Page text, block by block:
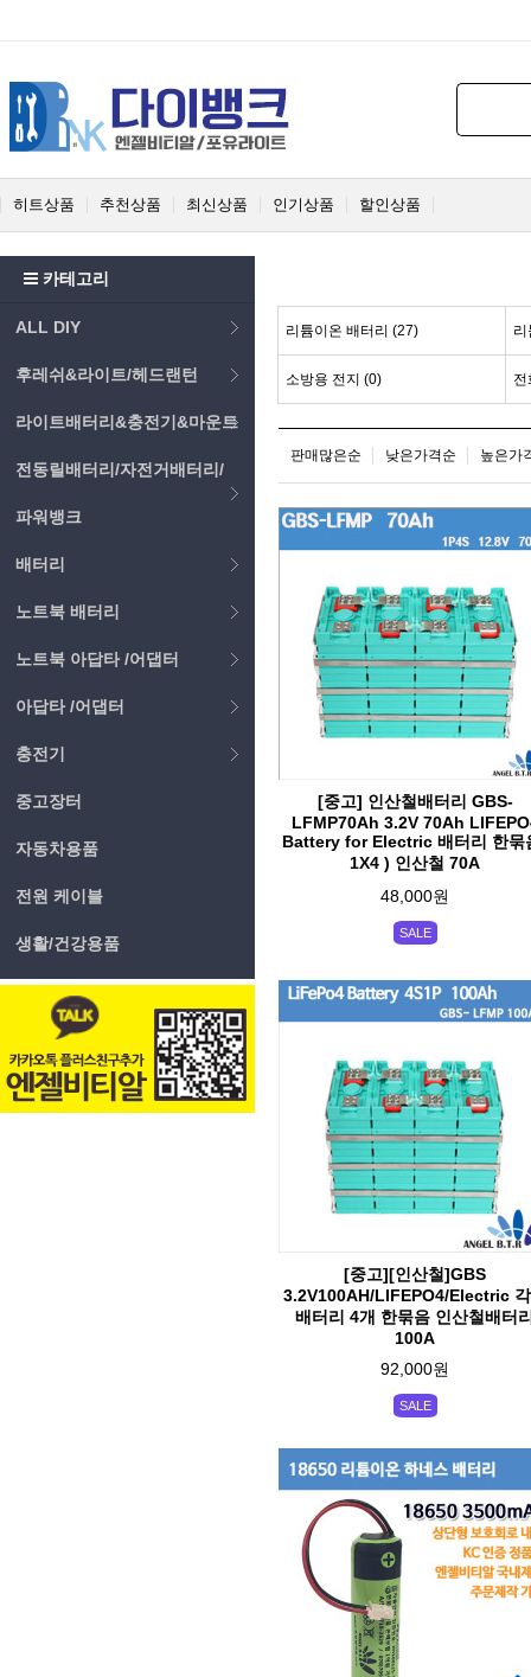
히트상품 추천상품 최신상품 인기상품 할인상품
카테고리
ALL DIY
후레쉬&라이트/헤드랜턴
라이트배터리&충전기&마운트
전동릴배터리/자전거배터리/
파워뱅크
배터리
노트북 배터리
노트북 아답타 /어댑터
아답타 /어댑터
충전기
중고장터
자동차용품
전원 케이블
생활/건강용품
리튬이온 배터리 (27) 리
소방용 전지 (0) 전
판매많은순 낮은가격순 높은가
[중고] 인산철배터리 GBS-
LFMP70Ah 3.2V 70Ah
Battery for Electric 배터리 한묶
1X4 ) 인산철 70A
48,000원
SALE
[중고][인산철]GBS
3.2V100AH/LIFEPO4/Electric
배터리 4개 한묶음 인산철배터
100A
92,000원
SALE